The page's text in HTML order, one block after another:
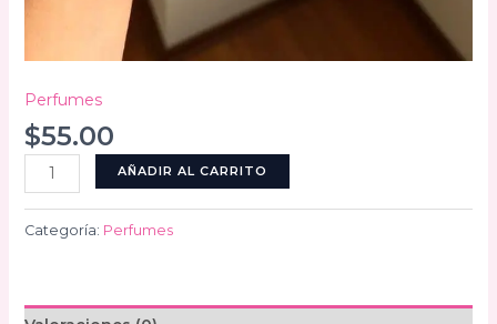
Perfumes
$55.00
vie
est
belle
AÑADIR AL CARRITO
Categoría: Perfumes